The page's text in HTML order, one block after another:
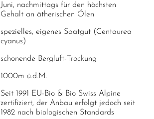
Juni, nachmittags für den höchsten
Gehalt an ätherischen Ölen
spezielles, eigenes Saatgut (Centaurea
cyanus)
schonende Bergluft-Trockung
1000m ü.d.M.
Seit 1991 EU-Bio & Bio Swiss Alpine
zertifiziert, der Anbau erfolgt jedoch seit
1982 nach biologischen Standards